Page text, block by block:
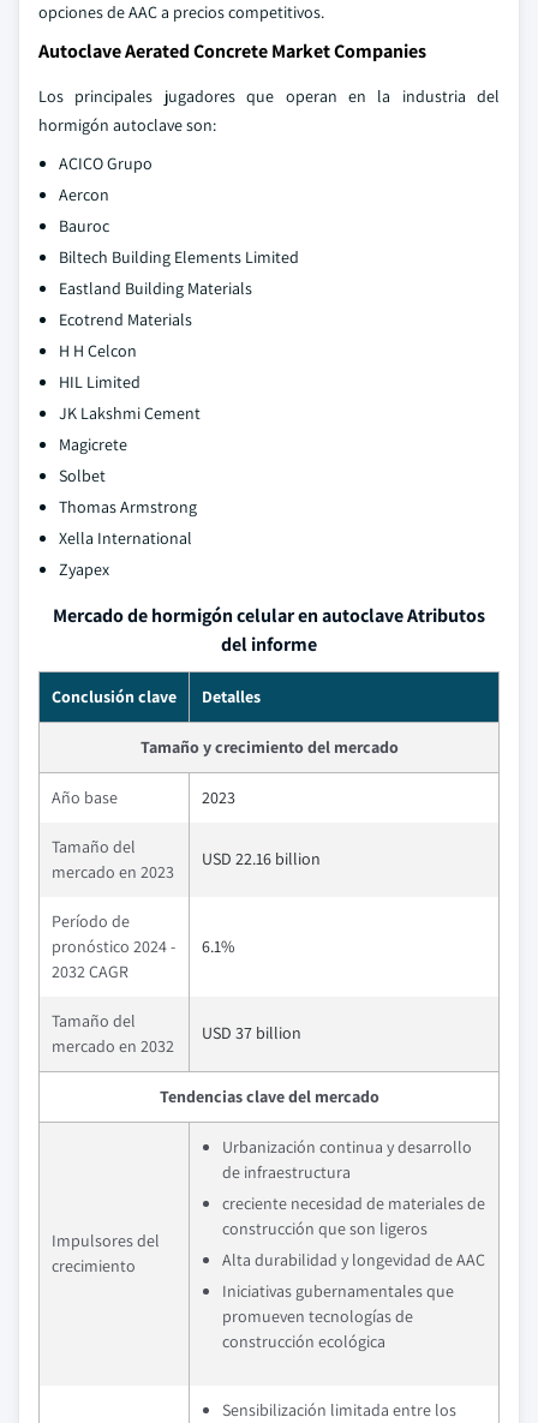
opciones de AAC a precios competitivos.
Autoclave Aerated Concrete Market Companies
Los principales jugadores que operan en la industria del
hormigón autoclave son:
ACICO Grupo
Aercon
Bauroc
Biltech Building Elements Limited
Eastland Building Materials
Ecotrend Materials
H H Celcon
HIL Limited
JK Lakshmi Cement
Magicrete
Solbet
Thomas Armstrong
Xella International
Zyapex
Mercado de hormigón celular en autoclave Atributos
del informe
Conclusión clave Detalles
Tamaño y crecimiento del mercado
Año base 2023
Tamaño del
mercado en 2023
USD 22.16 billion
Período de
pronóstico 2024 -
2032 CAGR
6.1%
Tamaño del
mercado en 2032
USD 37 billion
Tendencias clave del mercado
Impulsores del
crecimiento
Urbanización continua y desarrollo
de infraestructura
creciente necesidad de materiales de
construcción que son ligeros
Alta durabilidad y longevidad de AAC
Iniciativas gubernamentales que
promueven tecnologías de
construcción ecológica
Sensibilización limitada entre los